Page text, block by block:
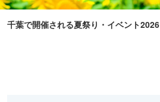
千葉で開催される夏祭り・イベント2026